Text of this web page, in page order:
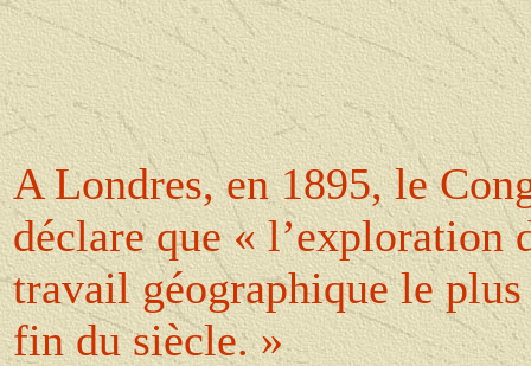
A Londres, en 1895, le
déclare que « l’exploration
travail géographique le
fin du siècle. »